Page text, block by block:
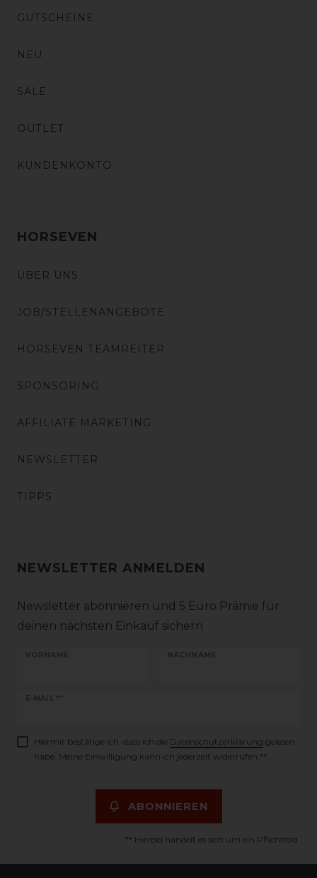
GUTSCHEINE
NEU
SALE
OUTLET
KUNDENKONTO
HORSEVEN
ÜBER UNS
JOB/STELLENANGEBOTE
HORSEVEN TEAMREITER
SPONSORING
AFFILIATE MARKETING
NEWSLETTER
TIPPS
NEWSLETTER ANMELDEN
Newsletter abonnieren und 5 Euro Prämie für
deinen nächsten Einkauf sichern
VORNAME NACHNAME
E-MAIL **
Newsletter
Hiermit bestätige ich, dass ich die Daten­schutz­erklärung gelesen
habe. Meine Einwilligung kann ich jederzeit widerrufen.**
ABONNIEREN
** Hierbei handelt es sich um ein Pflichtfeld.